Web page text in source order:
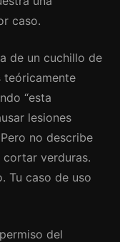
caso.
de un cuchillo de
teóricamente
“esta
lesiones
no describe
cortar verduras.
Tu caso de uso
del